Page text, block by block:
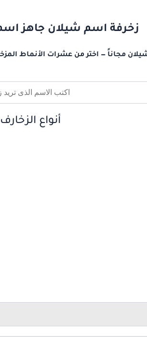
زخرفة اسم شيلان جاهز
مجاناً — اختر من عشرات الأنماط
أنواع الزخارف